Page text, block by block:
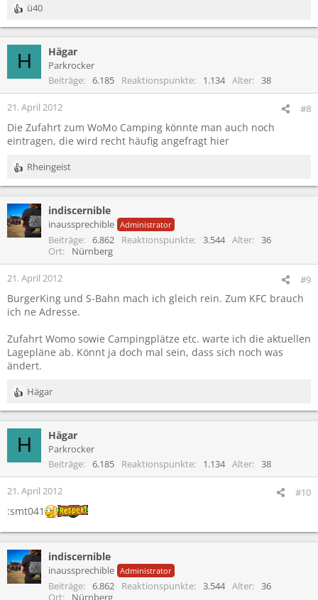
R
e
i
n
n
:
ü40
H Hägar
Parkrocker
Beiträge
6.185 Reaktionspunkte 1.134 Alter 38
21. April 2012 #8
Die Zufahrt zum WoMo Camping könnte man auch noch
eintragen, die wird recht häufig angefragt hier
R
e
k
t
i
n
e
:
Rheingeist
indiscernible
inaussprechible Administrator
Beiträge 6.862 Reaktionspunkte 3.544 Alter
36
Ort
Nürnberg
21. April 2012 #9
BurgerKing und S-Bahn mach ich gleich rein. Zum KFC brauch
ich ne Adresse.
Zufahrt Womo sowie Campingplätze etc. warte ich die aktuellen
Lagepläne ab. Könnt ja doch mal sein, dass sich noch was
ändert.
R
e
i
n
n
Hägar
H Hägar
Parkrocker
Beiträge
6.185 Reaktionspunkte 1.134 Alter 38
21. April 2012 #10
:smt041
indiscernible
inaussprechible Administrator
Beiträge 6.862 Reaktionspunkte 3.544 Alter
36
Ort
Nürnberg